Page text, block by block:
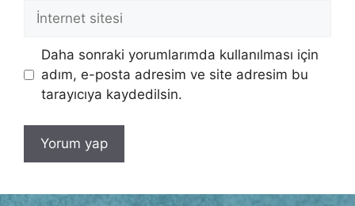
İnternet
Daha sonraki yorumlarımda kullanılması için
adım, e-posta adresim ve site adresim bu
tarayıcıya kaydedilsin.